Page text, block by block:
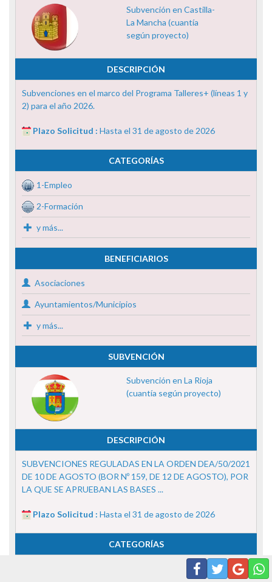
Subvención en Castilla-
La Mancha (cuantía
según proyecto)
DESCRIPCIÓN
Subvenciones en el marco del Programa Talleres+ (líneas 1 y
2) para el año 2026.
Plazo Solicitud : Hasta el 31 de agosto de 2026
CATEGORÍAS
1-Empleo
2-Formación
y más...
BENEFICIARIOS
Asociaciones
Ayuntamientos/Municipios
y más...
SUBVENCIÓN
Subvención en La Rioja
(cuantía según proyecto)
DESCRIPCIÓN
SUBVENCIONES REGULADAS EN LA ORDEN DEA/50/2021
DE 10 DE AGOSTO (BOR Nº 159, DE 12 DE AGOSTO), POR
LA QUE SE APRUEBAN LAS BASES ...
Plazo Solicitud : Hasta el 31 de agosto de 2026
CATEGORÍAS